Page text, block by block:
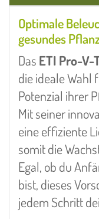
Optimale
gesundes
Das ETI Pro-V-
die ideale Wahl
Potenzial ihrer
Mit seiner
eine effiziente
somit die
Egal, ob du
bist, dieses
jedem Schritt